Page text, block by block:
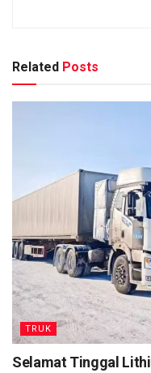
Related Posts
TRUK
Selamat Tinggal